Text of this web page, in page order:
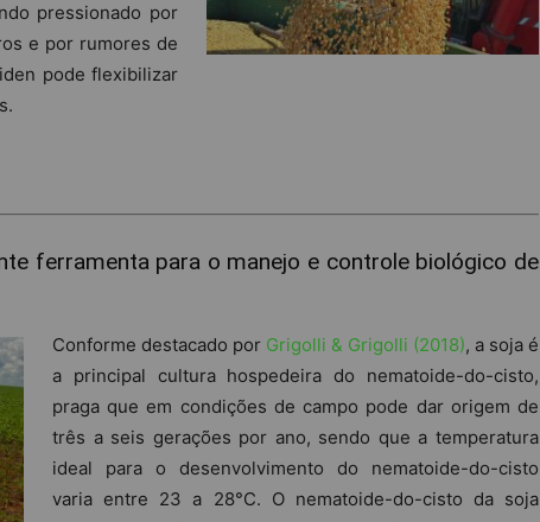
pressionado por
e por rumores de
pode flexibilizar
ferramenta para o manejo e controle biológico de
Conforme destacado por Grigolli & Grigolli (2018), a soja é
a principal cultura hospedeira do nematoide-do-cisto,
praga que em condições de campo pode dar origem de
três a seis gerações por ano, sendo que a temperatura
ideal para o desenvolvimento do nematoide-do-cisto
varia entre 23 a 28°C. O nematoide-do-cisto da soja